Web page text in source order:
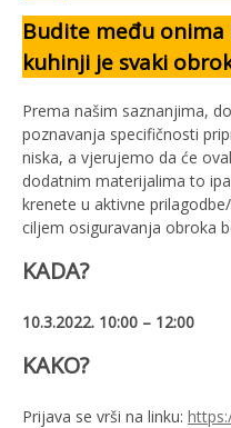
Budite među onima
kuhinji je svaki
Prema našim saznanjima,
poznavanja specifičnosti
niska, a vjerujemo da će
dodatnim materijalima to
krenete u aktivne
ciljem osiguravanja obroka
KADA?
10.3.2022. 10:00 – 12:00
KAKO?
Prijava se vrši na linku: